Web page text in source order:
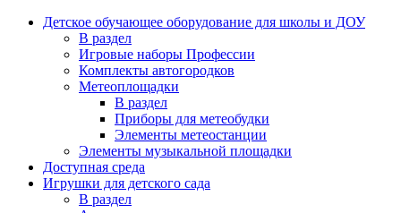
Детское обучающее оборудование для школы и ДОУ
В раздел
Игровые наборы Профессии
Комплекты автогородков
Метеоплощадки
В раздел
Приборы для метеобудки
Элементы метеостанции
Элементы музыкальной площадки
Доступная среда
Игрушки для детского сада
В раздел